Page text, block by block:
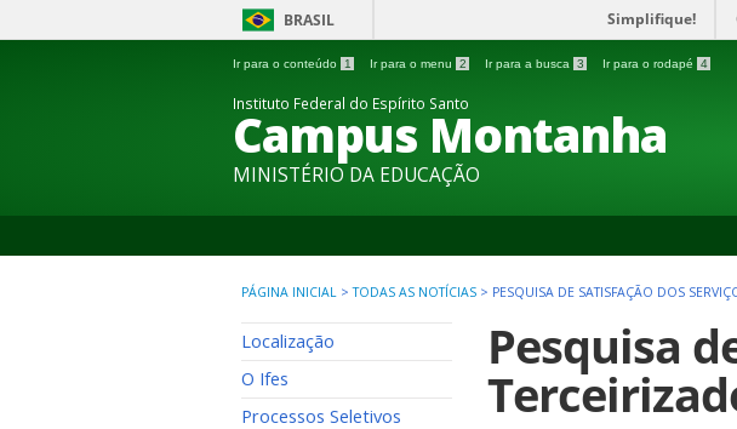
BRASIL Simplifique!
Ir para o conteúdo 1 Ir para o menu 2 Ir para a busca 3 Ir para o rodapé 4
Instituto Federal do Espírito Santo
Campus Montanha
MINISTÉRIO DA EDUCAÇÃO
PÁGINA INICIAL >TODAS AS NOTÍCIAS > PESQUISA DE SATISFAÇÃO DOS
Localização
O Ifes
Processos Seletivos
Pesquisa